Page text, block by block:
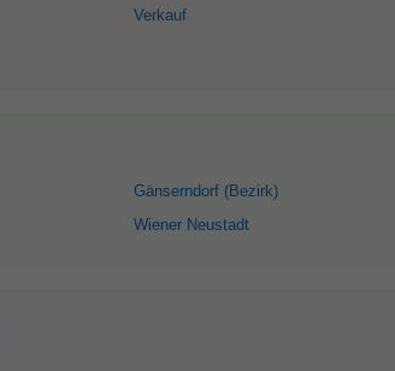
Verkauf
Gänserndorf (Bezirk)
Wiener Neustadt